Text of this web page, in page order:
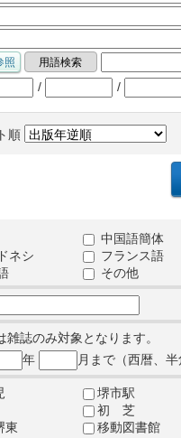
/ /
順
中国語簡体
ネシ フランス語
その他
誌のみ対象となります。
年 月まで（西暦、半
堺市駅
初 芝
東 移動図書館